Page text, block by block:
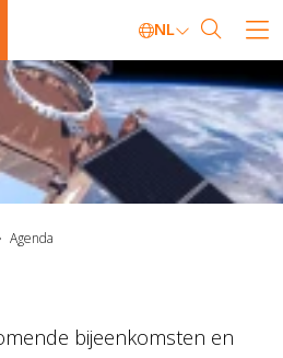
NL
Agenda
bijeenkomsten en